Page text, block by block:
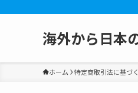
海外から日本
ホーム 特定商取引法に基づ